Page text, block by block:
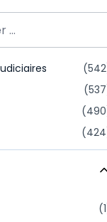
542
537
490
424
218
175
comptes
151
1